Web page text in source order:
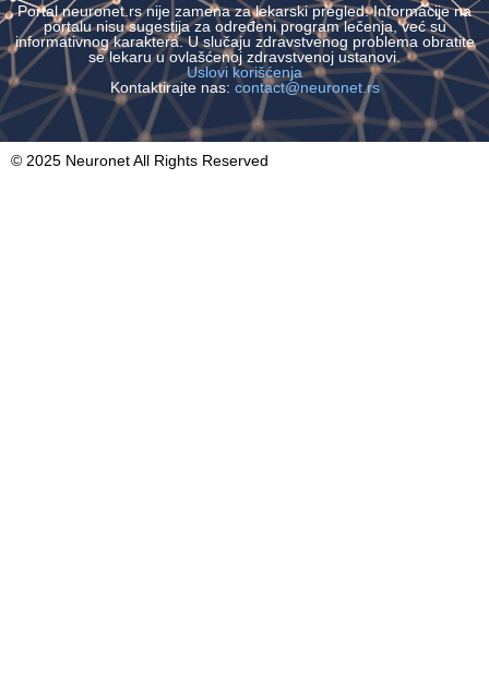
Portal neuronet.rs nije zamena za lekarski pregled. Informacije na
portalu nisu sugestija za određeni program lečenja, već su
informativnog karaktera. U slučaju zdravstvenog problema obratite
se lekaru u ovlašćenoj zdravstvenoj ustanovi.
Uslovi korišćenja
Kontaktirajte nas: contact@neuronet.rs
© 2025 Neuronet All Rights Reserved